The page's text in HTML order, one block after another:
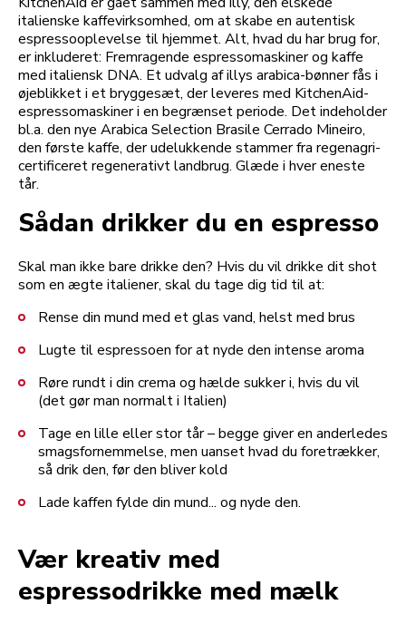
italienske kaffevirksomhed, om at skabe en autentisk
espressooplevelse til hjemmet. Alt, hvad du har brug for,
er inkluderet: Fremragende espressomaskiner og kaffe
med italiensk DNA. Et udvalg af illys arabica-bønner fås i
øjeblikket i et bryggesæt, der leveres med KitchenAid-
espressomaskiner i en begrænset periode. Det indeholder
bl.a. den nye Arabica Selection Brasile Cerrado Mineiro,
den første kaffe, der udelukkende stammer fra regenagri-
certificeret regenerativt landbrug. Glæde i hver eneste
tår.
Sådan drikker du en espresso
Skal man ikke bare drikke den? Hvis du vil drikke dit shot
som en ægte italiener, skal du tage dig tid til at:
Rense din mund med et glas vand, helst med brus
Lugte til espressoen for at nyde den intense aroma
Røre rundt i din crema og hælde sukker i, hvis du vil
(det gør man normalt i Italien)
Tage en lille eller stor tår – begge giver en anderledes
smagsfornemmelse, men uanset hvad du foretrækker,
så drik den, før den bliver kold
Lade kaffen fylde din mund... og nyde den.
Vær kreativ med
espressodrikke med mælk